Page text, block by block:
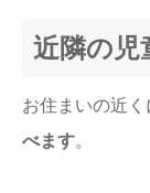
近隣の児
お住まいの近
べます。